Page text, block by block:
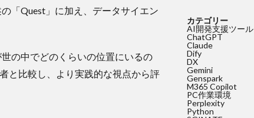
「Quest」に加え、データサイエン
の中でどのくらいの位置にいるの
と比較し、より実践的な視点から評
カテゴリー
AI開発支援ツール
ChatGPT
Claude
Dify
DX
Gemini
Genspark
M365 Copilot
PC作業環境
Perplexity
Python